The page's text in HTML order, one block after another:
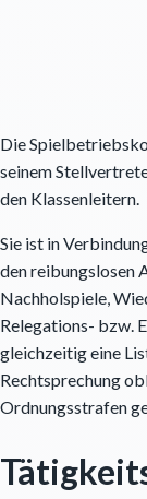
Die
seinem
den Klassenleitern.
Sie ist in
den reibungslosen
Nachholspiele,
Relegations- bzw.
gleichzeitig eine
Rechtsprechung
Ordnungsstrafen